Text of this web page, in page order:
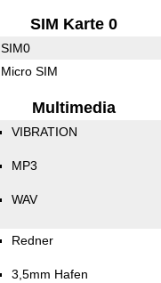
SIM Karte 0
SIM0
Micro SIM
Multimedia
VIBRATION
MP3
WAV
Redner
3,5mm Hafen